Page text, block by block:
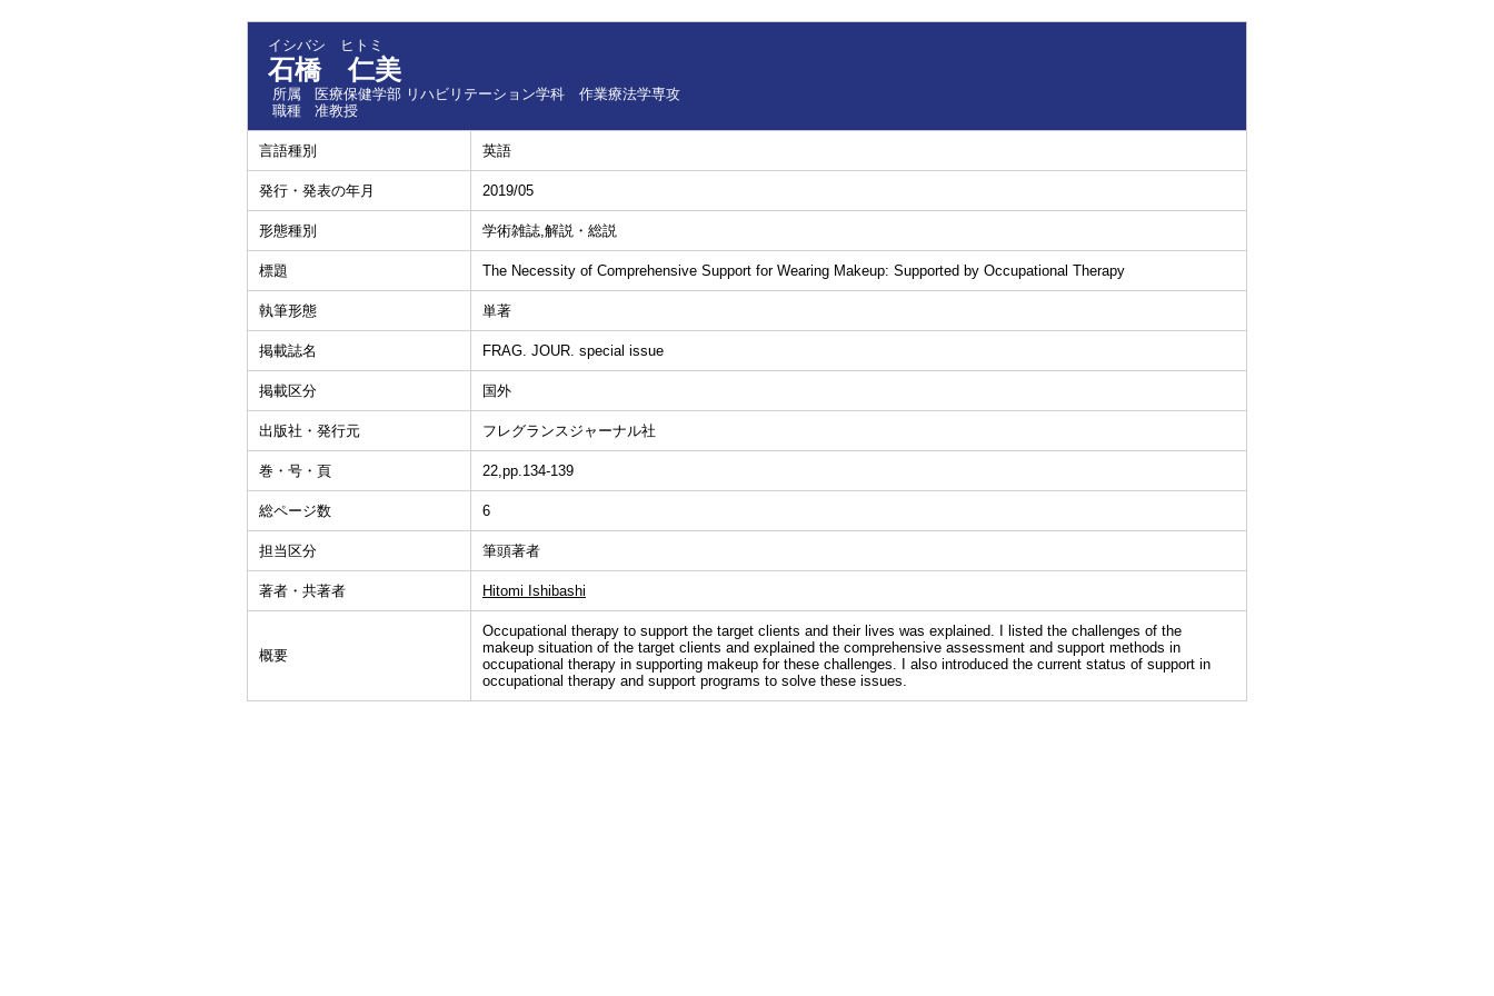
イシバシ ヒトミ
石橋 仁美
所属
医療保健学部 リハビリテーション学科 作業療法学専攻
職種
准教授
言語種別 英語
発行・発表の年月 2019/05
形態種別 学術雑誌,解説・総説
標題 The Necessity of Comprehensive Support for Wearing Makeup: Supported by Occupational Therapy
執筆形態 単著
掲載誌名 FRAG. JOUR. special issue
掲載区分 国外
出版社・発行元 フレグランスジャーナル社
巻・号・頁 22,pp.134-139
総ページ数 6
担当区分 筆頭著者
著者・共著者 Hitomi Ishibashi
概要
Occupational therapy to support the target clients and their lives was explained. I listed the challenges of the
makeup situation of the target clients and explained the comprehensive assessment and support methods in
occupational therapy in supporting makeup for these challenges. I also introduced the current status of support in
occupational therapy and support programs to solve these issues.